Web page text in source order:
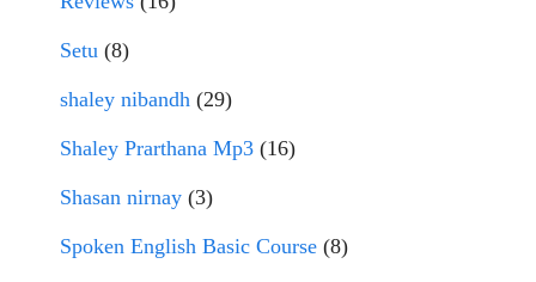
Setu (8)
shaley nibandh (29)
Shaley Prarthana Mp3 (16)
Shasan nirnay (3)
Spoken English Basic Course (8)